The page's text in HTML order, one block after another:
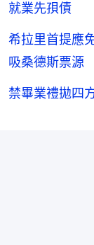
就業先孭債
希拉里首提應
吸桑德斯票源
禁畢業禮拋四